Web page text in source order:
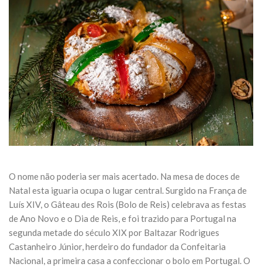
O nome não poderia ser mais acertado. Na mesa de doces de
Natal esta iguaria ocupa o lugar central. Surgido na França de
Luís XIV, o Gâteau des Rois (Bolo de Reis) celebrava as festas
de Ano Novo e o Dia de Reis, e foi trazido para Portugal na
segunda metade do século XIX por Baltazar Rodrigues
Castanheiro Júnior, herdeiro do fundador da Confeitaria
Nacional, a primeira casa a confeccionar o bolo em Portugal. O